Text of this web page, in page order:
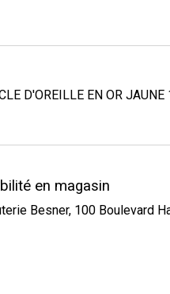
D'OREILLE EN OR
en magasin
Besner, 100 Boulevard